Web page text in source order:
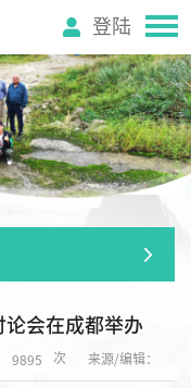
登陆
论会在成都举办
9895 次 来源/编辑：